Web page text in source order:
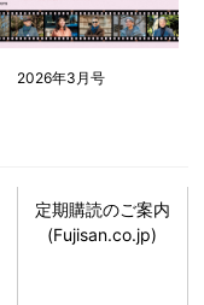
2026年3月号
定期購読のご案内
(Fujisan.co.jp)